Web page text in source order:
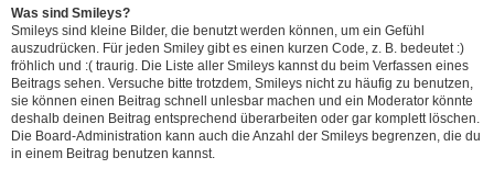
Was sind Smileys?
Smileys sind kleine Bilder, die benutzt werden können, um ein Gefühl
auszudrücken. Für jeden Smiley gibt es einen kurzen Code, z. B. bedeutet :)
fröhlich und :( traurig. Die Liste aller Smileys kannst du beim Verfassen eines
Beitrags sehen. Versuche bitte trotzdem, Smileys nicht zu häufig zu benutzen,
sie können einen Beitrag schnell unlesbar machen und ein Moderator könnte
deshalb deinen Beitrag entsprechend überarbeiten oder gar komplett löschen.
Die Board-Administration kann auch die Anzahl der Smileys begrenzen, die du
in einem Beitrag benutzen kannst.